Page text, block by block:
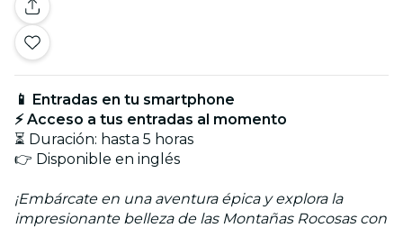
📱 Entradas en tu smartphone
⚡ Acceso a tus entradas al momento
⏳ Duración: hasta 5 horas
👉 Disponible en inglés
¡Embárcate en una aventura épica y explora la
impresionante belleza de las Montañas Rocosas con